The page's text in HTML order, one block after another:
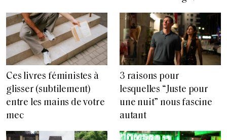
Ces livres féministes à
glisser (subtilement)
entre les mains de votre
mec
3 raisons pour
lesquelles “Juste pour
une nuit” nous fascine
autant